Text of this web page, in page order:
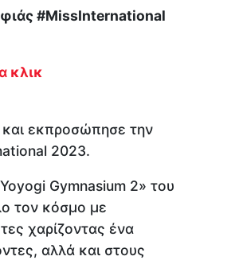
#MissInternational
κλικ
εκπροσώπησε την
2023.
Gymnasium 2» του
τον κόσμο με
χαρίζοντας ένα
αλλά και στους